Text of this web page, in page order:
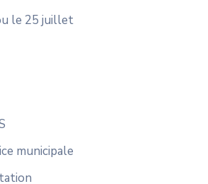
le 25 juillet
municipale